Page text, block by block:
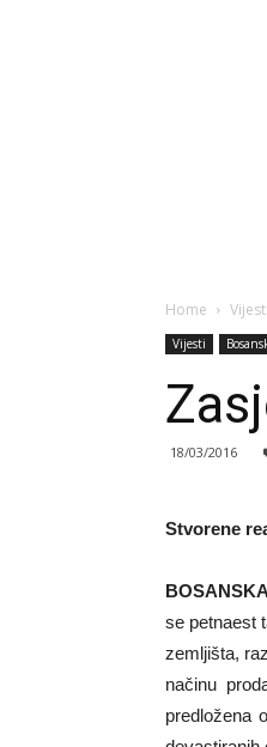
Home Vijesti
Vijesti
18/03/2016
Stvorene
se petnaest
zemljišta,
načinu
predložena